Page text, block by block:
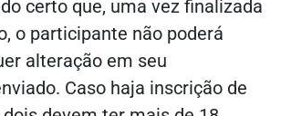
certo que, uma vez finalizada
o participante não poderá
alteração em seu
Caso haja inscrição de